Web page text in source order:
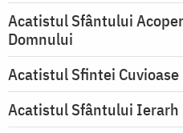
Acatistul Sfântului
Domnului
Acatistul Sfintei Cuvioase
Acatistul Sfântului Ierarh